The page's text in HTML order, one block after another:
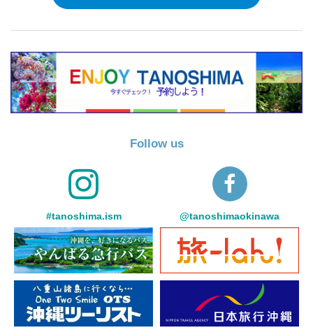
Follow us
#tanoshima.ism @tanoshimaokinawa